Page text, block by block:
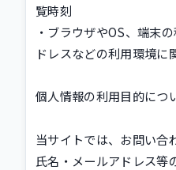
覧時刻
・ブラウザやOS、端末
ドレスなどの利用環境に
個人情報の利用目的につ
当サイトでは、お問い合
氏名・メールアドレス等